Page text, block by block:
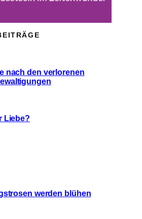
nach den verlorenen
Liebe?
werden blühen